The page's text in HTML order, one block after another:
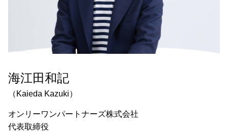
海江田和記
（Kaieda Kazuki）
オンリーワンパートナーズ株式会社
代表取締役